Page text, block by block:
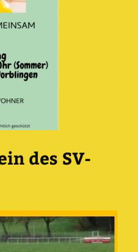
des SV-